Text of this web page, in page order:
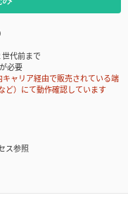
代前まで
必要
ャリア経由で販売されている端
ど）にて動作確認しています
ス参照